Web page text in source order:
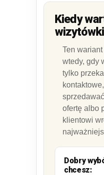
Kiedy
Ten
wtedy, gdy
tylko
ofertę albo
klientowi
Dobry
chcesz: